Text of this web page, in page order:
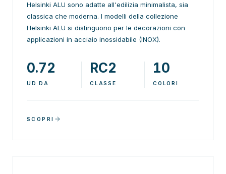
Helsinki ALU sono adatte all'edilizia minimalista, sia
classica che moderna. I modelli della collezione
Helsinki ALU si distinguono per le decorazioni con
applicazioni in acciaio inossidabile (INOX).
0.72
UD DA
RC2
CLASSE
10
COLORI
SCOPRI